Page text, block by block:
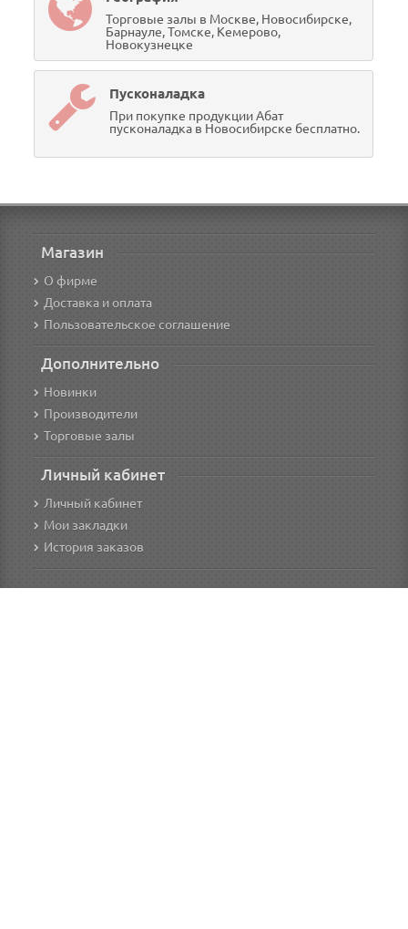
Торговые залы в Москве, Новосибирске,
Барнауле, Томске, Кемерово,
Новокузнецке
Пусконаладка
При покупке продукции Абат
пусконаладка в Новосибирске бесплатно.
Магазин
О фирме
Доставка и оплата
Пользовательское соглашение
Дополнительно
Новинки
Производители
Торговые залы
Личный кабинет
Личный кабинет
Мои закладки
История заказов